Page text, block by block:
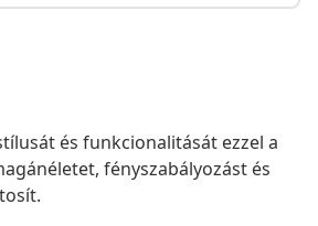
és funkcionalitását ezzel a
fényszabályozást és